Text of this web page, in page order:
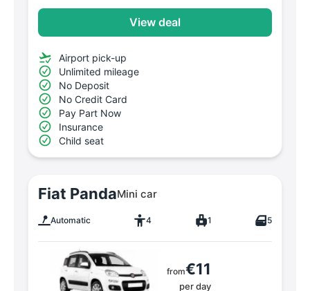
View deal
Airport pick-up
Unlimited mileage
No Deposit
No Credit Card
Pay Part Now
Insurance
Child seat
Fiat PandaMini car
Automatic 4 1 5
from€11
per day